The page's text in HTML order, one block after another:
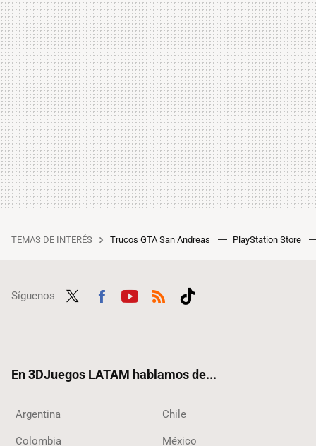
TEMAS DE INTERÉS Trucos GTA San Andreas PlayStation Store
Síguenos
En 3DJuegos LATAM hablamos de...
Argentina Chile
Colombia México